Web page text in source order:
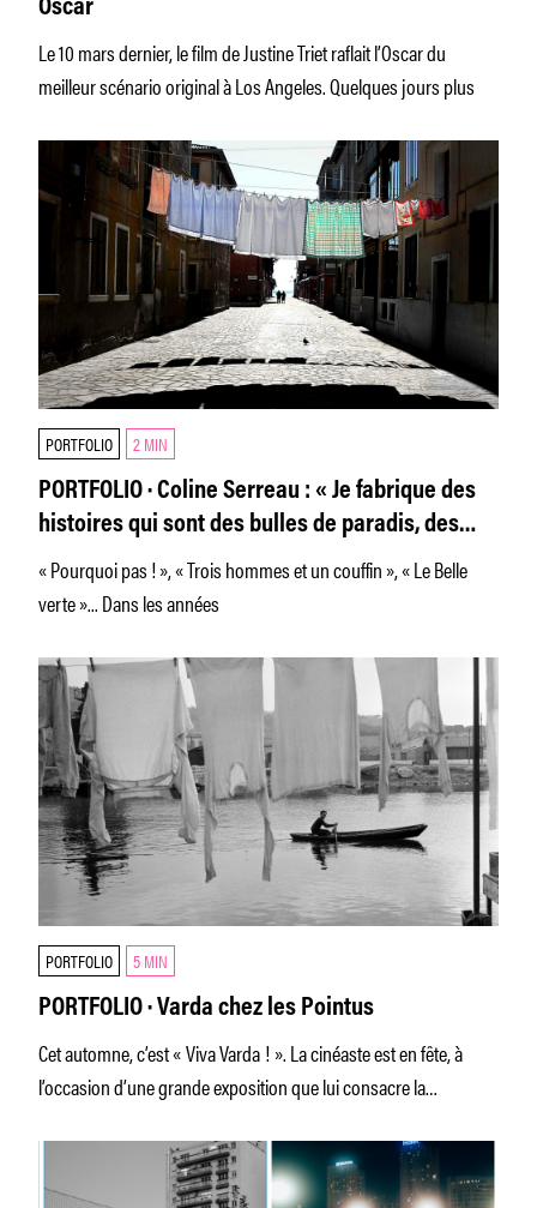
Oscar
Le 10 mars dernier, le film de Justine Triet raflait l’Oscar du
meilleur scénario original à Los Angeles. Quelques jours plus
PORTFOLIO 2 MIN
PORTFOLIO · Coline Serreau : « Je fabrique des
histoires qui sont des bulles de paradis, des
contes sur notre société. »
« Pourquoi pas ! », « Trois hommes et un couffin », « Le Belle
verte »... Dans les années
PORTFOLIO 5 MIN
PORTFOLIO · Varda chez les Pointus
Cet automne, c’est « Viva Varda ! ». La cinéaste est en fête, à
l’occasion d’une grande exposition que lui consacre la